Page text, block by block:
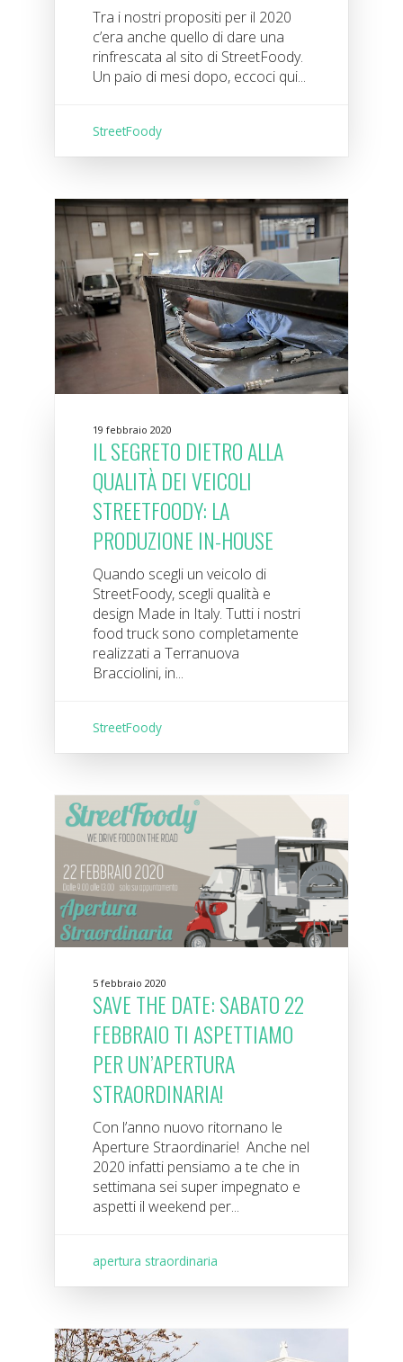
Tra i nostri propositi per il 2020
c’era anche quello di dare una
rinfrescata al sito di StreetFoody.
Un paio di mesi dopo, eccoci qui...
StreetFoody
19 febbraio 2020
IL SEGRETO DIETRO ALLA
QUALITÀ DEI VEICOLI
STREETFOODY: LA
PRODUZIONE IN-HOUSE
Quando scegli un veicolo di
StreetFoody, scegli qualità e
design Made in Italy. Tutti i nostri
food truck sono completamente
realizzati a Terranuova
Bracciolini, in...
StreetFoody
5 febbraio 2020
SAVE THE DATE: SABATO 22
FEBBRAIO TI ASPETTIAMO
PER UN’APERTURA
STRAORDINARIA!
Con l’anno nuovo ritornano le
Aperture Straordinarie! Anche nel
2020 infatti pensiamo a te che in
settimana sei super impegnato e
aspetti il weekend per...
apertura straordinaria